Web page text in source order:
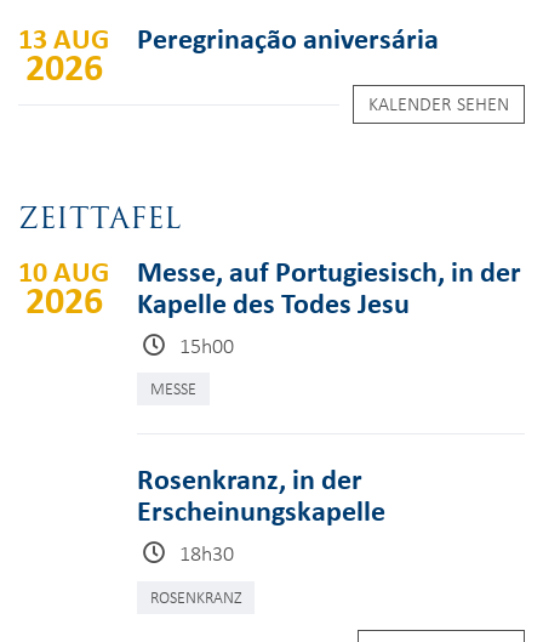
13 AUG
2026
Peregrinação aniversária
KALENDER SEHEN
ZEITTAFEL
10 AUG
2026
Messe, auf Portugiesisch, in der
Kapelle des Todes Jesu
15h00
MESSE
Rosenkranz, in der
Erscheinungskapelle
18h30
ROSENKRANZ